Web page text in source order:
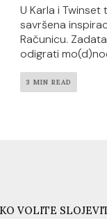
U Karla i
savršena
Računicu.
odigrati
3 MIN READ
VOLITE